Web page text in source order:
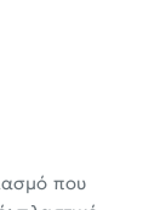
που